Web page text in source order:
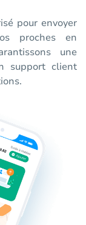
pour envoyer
proches en
une
support client